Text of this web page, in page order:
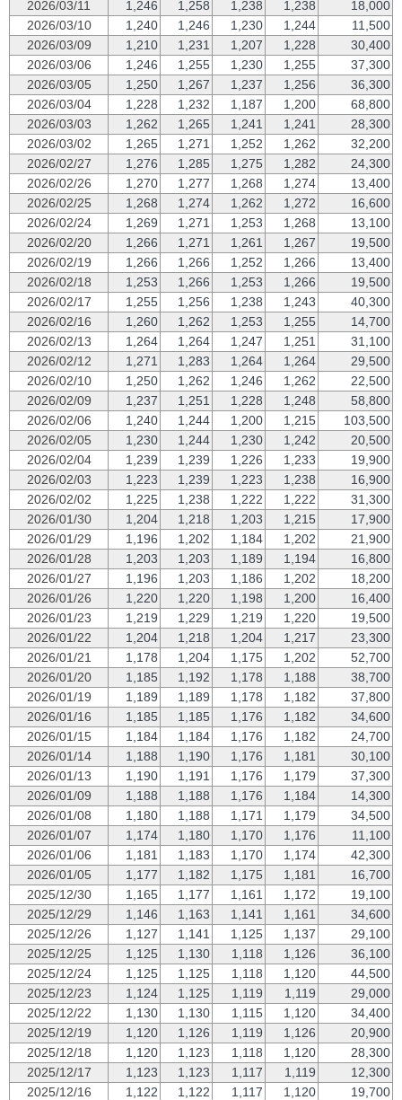
2026/03/11 1,246 1,258 1,238 1,238
18,000
2026/03/10
1,240 1,246 1,230 1,244
11,500
2026/03/09
1,210 1,231 1,207 1,228
30,400
2026/03/06
1,246 1,255 1,230 1,255
37,300
2026/03/05
1,250 1,267 1,237 1,256
36,300
2026/03/04
1,228 1,232 1,187 1,200
68,800
2026/03/03
1,262 1,265 1,241 1,241
28,300
2026/03/02
1,265 1,271 1,252 1,262
32,200
2026/02/27
1,276 1,285 1,275 1,282
24,300
2026/02/26
1,270 1,277 1,268 1,274
13,400
2026/02/25
1,268 1,274 1,262 1,272
16,600
2026/02/24
1,269 1,271 1,253 1,268
13,100
2026/02/20
1,266 1,271 1,261 1,267
19,500
2026/02/19
1,266 1,266 1,252 1,266
13,400
2026/02/18
1,253 1,266 1,253 1,266
19,500
2026/02/17
1,255 1,256 1,238 1,243
40,300
2026/02/16
1,260 1,262 1,253 1,255
14,700
2026/02/13
1,264 1,264 1,247 1,251
31,100
2026/02/12
1,271 1,283 1,264 1,264
29,500
2026/02/10
1,250 1,262 1,246 1,262
22,500
2026/02/09
1,237 1,251 1,228 1,248
58,800
2026/02/06
1,240 1,244 1,200 1,215
103,500
2026/02/05
1,230 1,244 1,230 1,242
20,500
2026/02/04
1,239 1,239 1,226 1,233
19,900
2026/02/03
1,223 1,239 1,223 1,238
16,900
2026/02/02
1,225 1,238 1,222 1,222
31,300
2026/01/30
1,204 1,218 1,203 1,215
17,900
2026/01/29
1,196 1,202 1,184 1,202
21,900
2026/01/28
1,203 1,203 1,189 1,194
16,800
2026/01/27
1,196 1,203 1,186 1,202
18,200
2026/01/26
1,220 1,220 1,198 1,200
16,400
2026/01/23
1,219 1,229 1,219 1,220
19,500
2026/01/22
1,204 1,218 1,204 1,217
23,300
2026/01/21
1,178 1,204 1,175 1,202
52,700
2026/01/20
1,185 1,192 1,178 1,188
38,700
2026/01/19
1,189 1,189 1,178 1,182
37,800
2026/01/16
1,185 1,185 1,176 1,182
34,600
2026/01/15
1,184 1,184 1,176 1,182
24,700
2026/01/14
1,188 1,190 1,176 1,181
30,100
2026/01/13
1,190 1,191 1,176 1,179
37,300
2026/01/09
1,188 1,188 1,176 1,184
14,300
2026/01/08
1,180 1,188 1,171 1,179
34,500
2026/01/07
1,174 1,180 1,170 1,176
11,100
2026/01/06
1,181 1,183 1,170 1,174
42,300
2026/01/05
1,177 1,182 1,175 1,181
16,700
2025/12/30
1,165 1,177 1,161 1,172
19,100
2025/12/29
1,146 1,163 1,141 1,161
34,600
2025/12/26
1,127 1,141 1,125 1,137
29,100
2025/12/25
1,125 1,130 1,118 1,126
36,100
2025/12/24
1,125 1,125 1,118 1,120
44,500
2025/12/23
1,124 1,125 1,119 1,119
29,000
2025/12/22
1,130 1,130 1,115 1,120
34,400
2025/12/19
1,120 1,126 1,119 1,126
20,900
2025/12/18
1,120 1,123 1,118 1,120
28,300
2025/12/17
1,123 1,123 1,117 1,119
12,300
2025/12/16
1,122 1,122 1,117 1,120
19,700